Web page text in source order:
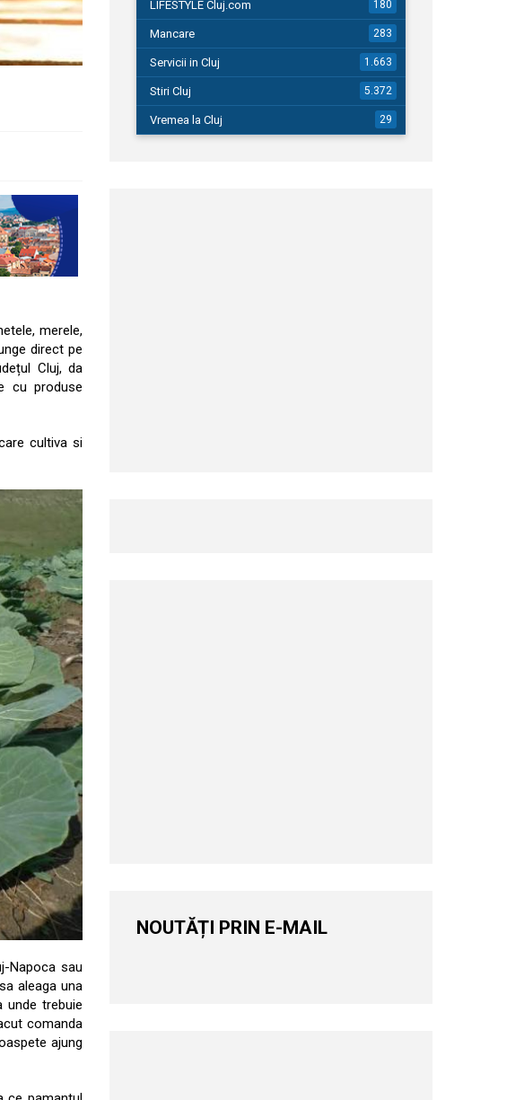
merele,
direct pe
Cluj, da
cu produse
cultiva si
Napoca sau
aleaga una
trebuie
comanda
ajung
LIFESTYLE Cluj.com 180
Mancare 283
Servicii in Cluj 1.663
Stiri Cluj 5.372
Vremea la Cluj 29
NOUTĂȚI PRIN E-MAIL